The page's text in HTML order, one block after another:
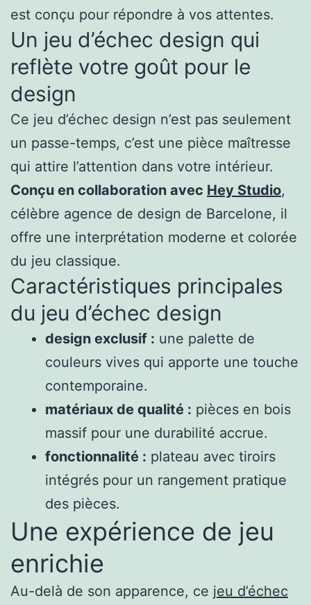
est conçu pour répondre à vos attentes.
Un jeu d’échec design qui
reflète votre goût pour le
design
Ce jeu d’échec design n’est pas seulement
un passe-temps, c’est une pièce maîtresse
qui attire l’attention dans votre intérieur.
Conçu en collaboration avec Hey Studio,
célèbre agence de design de Barcelone, il
offre une interprétation moderne et colorée
du jeu classique.
Caractéristiques principales
du jeu d’échec design
design exclusif : une palette de
couleurs vives qui apporte une touche
contemporaine.
matériaux de qualité : pièces en bois
massif pour une durabilité accrue.
fonctionnalité : plateau avec tiroirs
intégrés pour un rangement pratique
des pièces.
Une expérience de jeu
enrichie
Au-delà de son apparence, ce jeu d’échec